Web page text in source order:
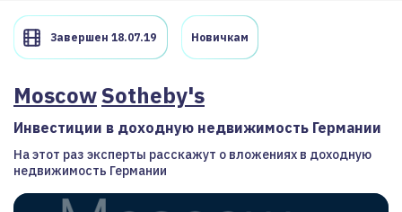
Завершен 18.07.19 Новичкам
MoscowSotheby's
Инвестиции в доходную недвижимость Германии
На этот раз эксперты расскажут о вложениях в доходную
недвижимость Германии